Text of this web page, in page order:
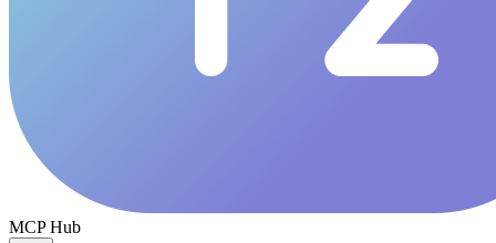
MCP Hub